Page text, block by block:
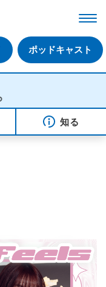
ポッドキャスト
知る